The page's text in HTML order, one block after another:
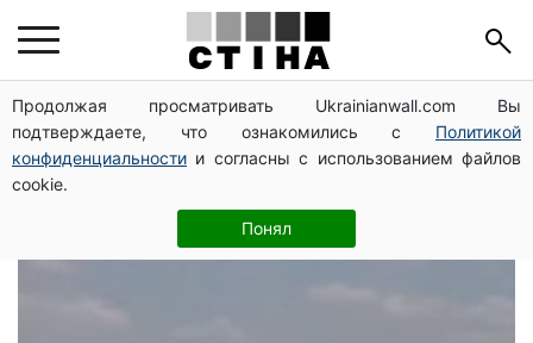
Продолжая просматривать Ukrainianwall.com Вы
подтверждаете, что ознакомились с Политикой
конфиденциальности и согласны с использованием файлов
cookie.
Понял
конфискация